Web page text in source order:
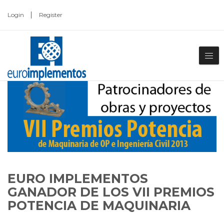
Login Register
EURO IMPLEMENTOS
GANADOR DE LOS VII PREMIOS
POTENCIA DE MAQUINARIA